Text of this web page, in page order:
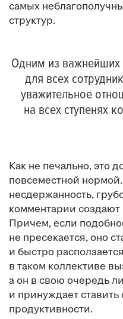
самых
структур.
Одним из важнейших
для всех
уважительное
на всех ступенях
Как не печально, это
повсеместной
несдержанность,
комментарии
Причем, если
не пресекается, оно
и быстро
в таком коллективе
а он в свою очередь
и принуждает
продуктивности.